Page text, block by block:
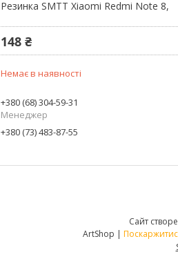
Резинка SMTT Xiaomi Redmi Note 8,
148 ₴
Немає в наявності
+380 (68) 304-59-31
Менеджер
+380 (73) 483-87-55
Сайт
ArtShop |